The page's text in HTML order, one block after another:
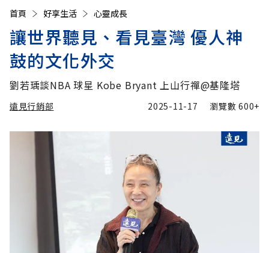
首頁 好享生活 心靈成長
讓世界聽見、看見臺灣 優人神
鼓的文化外交
劉若瑀談NBA 球星 Kobe Bryant 上山行禪@基隆塔
遠見行銷部 2025-11-17 瀏覽數600+